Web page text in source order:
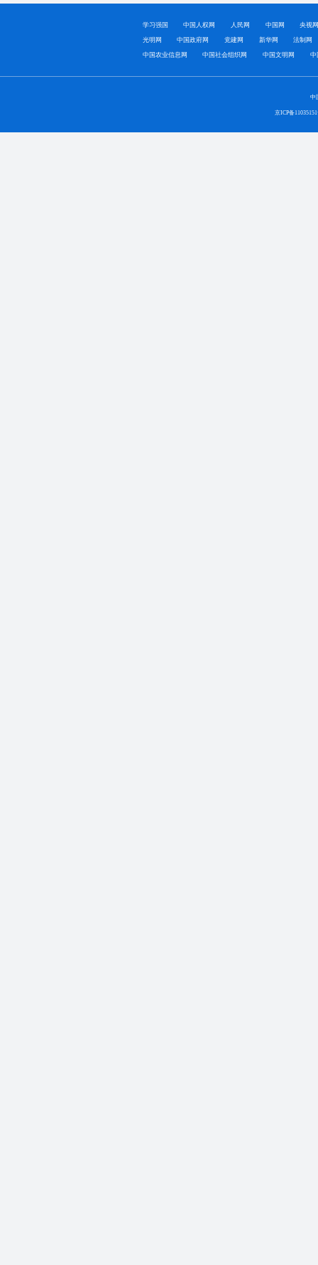
学习强国 中国人权网 人民网 中国网 央视
光明网 中国政府网 党建网 新华网 法制网
中国农业信息网 中国社会组织网 中国文明网 中
中
京ICP备